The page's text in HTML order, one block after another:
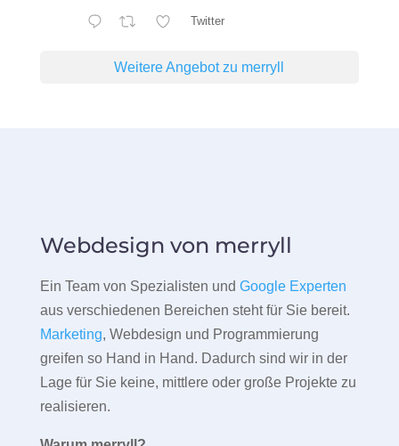
Twitter
Weitere Angebot zu merryll
Webdesign von merryll
Ein Team von Spezialisten und Google Experten
aus verschiedenen Bereichen steht für Sie bereit.
Marketing, Webdesign und Programmierung
greifen so Hand in Hand. Dadurch sind wir in der
Lage für Sie keine, mittlere oder große Projekte zu
realisieren.